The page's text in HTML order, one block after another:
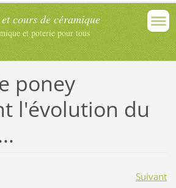
cours de céramique
et poterie pour tous
poney
l'évolution du
Suivant